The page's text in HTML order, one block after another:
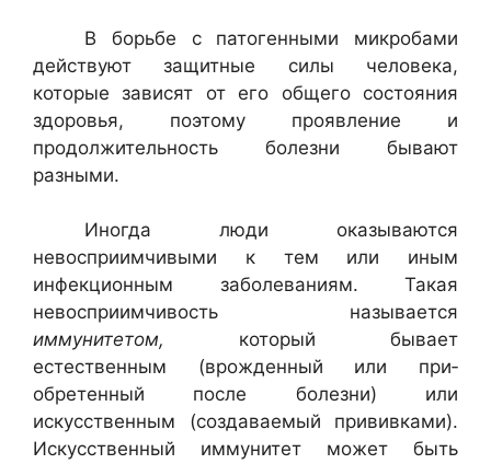
В борьбе с патогенными микробами
действуют защитные силы человека,
которые зависят от его общего состояния
здоровья, поэто­му проявление и
продолжительность болезни бывают
разными.
Иногда люди оказываются
невосприимчивыми к тем или иным
инфекционным заболеваниям. Такая
невосприимчивость называется
иммунитетом, который бывает
естественным (врожденный или при­
обретенный после болезни) или
искусственным (создаваемый при­вивками).
Искусственный иммунитет может быть